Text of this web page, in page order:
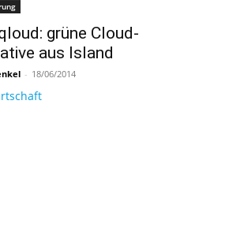
grüne Cloud-
aus Island
- 18/06/2014